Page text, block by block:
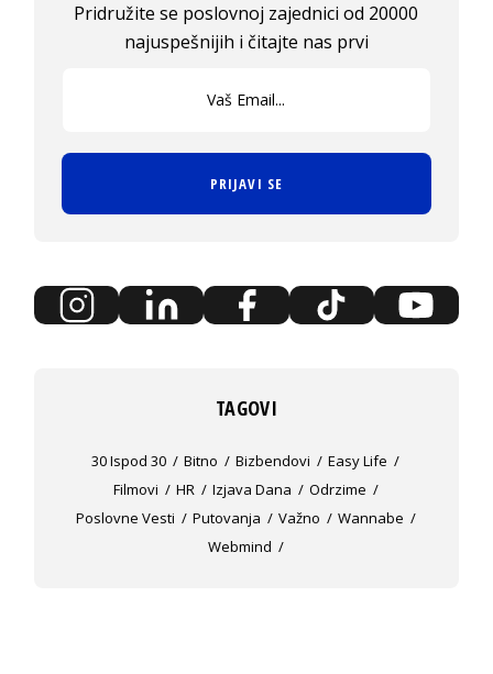
Pridružite se poslovnoj zajednici od 20000
najuspešnijih i čitajte nas prvi
PRIJAVI SE
TAGOVI
30 Ispod 30 Bitno Bizbendovi
Easy Life
Filmovi
HR Izjava Dana
Odrzime
Poslovne Vesti
Putovanja Važno
Wannabe
Webmind